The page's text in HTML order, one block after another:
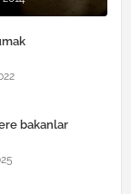
bakanlar